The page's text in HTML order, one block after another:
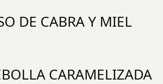
DE CABRA Y MIEL
CARAMELIZADA